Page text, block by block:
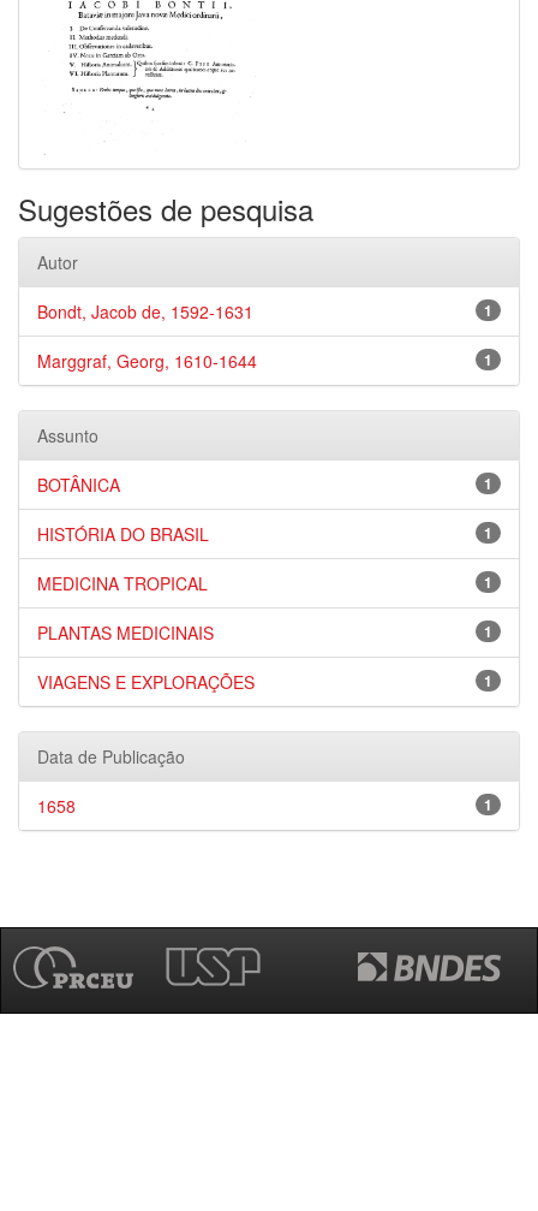
Sugestões de pesquisa
Autor
1
Bondt, Jacob de, 1592-1631
1
Marggraf, Georg, 1610-1644
Assunto
1
BOTÂNICA
1
HISTÓRIA DO BRASIL
1
MEDICINA TROPICAL
1
PLANTAS MEDICINAIS
1
VIAGENS E EXPLORAÇÕES
Data de Publicação
1
1658